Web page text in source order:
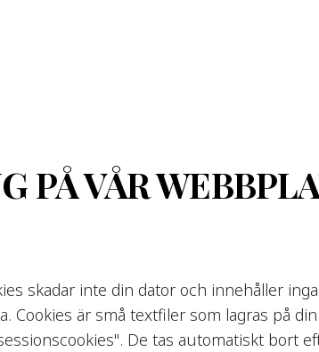
PÅ VÅR
skadar inte din dator och innehåller
Cookies är små textfiler som lagras på
De tas automatiskt bort